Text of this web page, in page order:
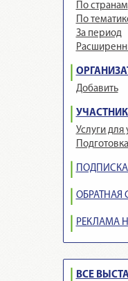
По странам
По
За период
Добавить
Услуги для
ОБРАТНАЯ
РЕКЛАМА
ВСЕ